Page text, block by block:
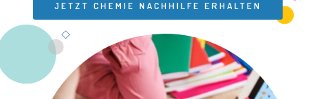
JETZT CHEMIE NACHHILFE ERHALTEN